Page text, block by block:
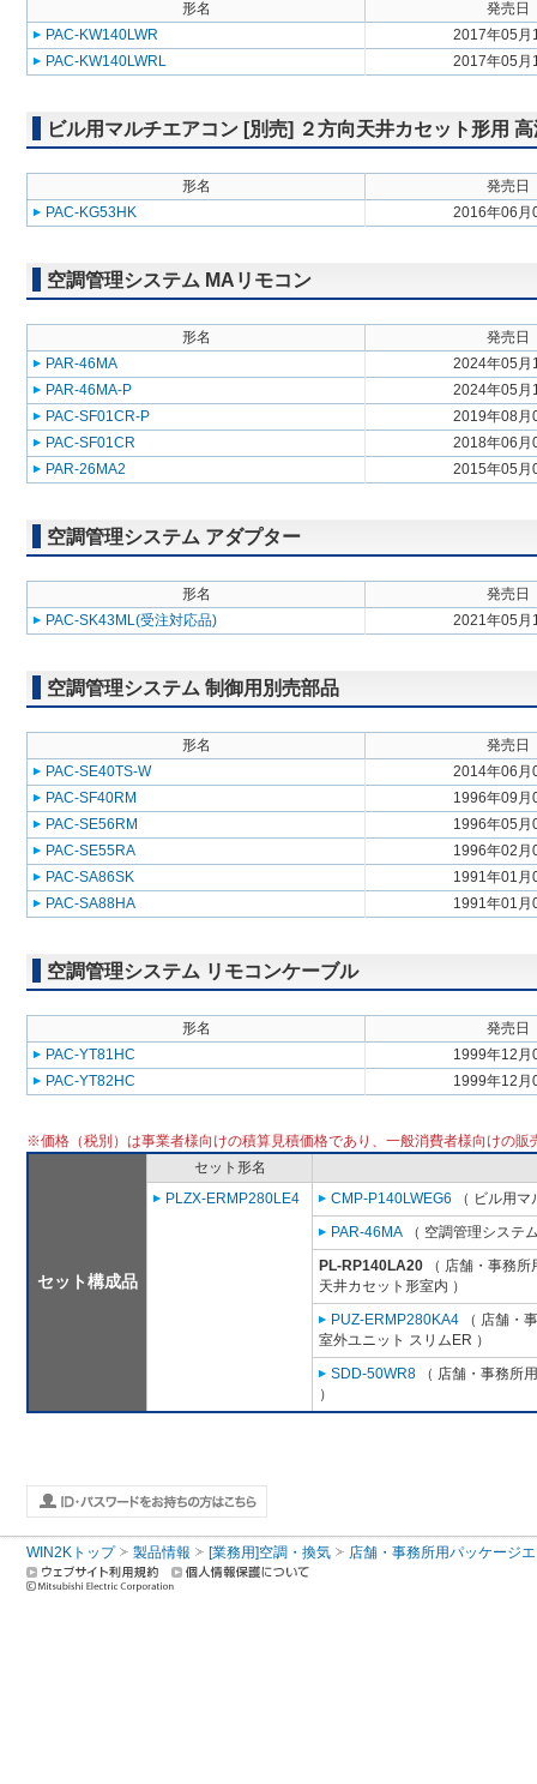
形名
発売日
PAC-KW140LWR
2017年05月
PAC-KW140LWRL
2017年05月
ビル用マルチエアコン [別売] ２方向天井カセット形用
形名
発売日
PAC-KG53HK
2016年06月
空調管理システム MAリモコン
形名
発売日
PAR-46MA
2024年05月
PAR-46MA-P
2024年05月
PAC-SF01CR-P
2019年08月
PAC-SF01CR
2018年06月
PAR-26MA2
2015年05月
空調管理システム アダプター
形名
発売日
PAC-SK43ML(受注対応品)
2021年05月
空調管理システム 制御用別売部品
形名
発売日
PAC-SE40TS-W
2014年06月
PAC-SF40RM
1996年09月
PAC-SE56RM
1996年05月
PAC-SE55RA
1996年02月
PAC-SA86SK
1991年01月
PAC-SA88HA
1991年01月
空調管理システム リモコンケーブル
形名
発売日
PAC-YT81HC
1999年12月
PAC-YT82HC
1999年12月
※価格（税別）は事業者様向けの積算見積価格であり、一般消費者様向けの販
セット構成品
セット形名
PLZX-ERMP280LE4
CMP-P140LWEG6 （ ビル用
PAR-46MA （ 空調管理システ
PL-RP140LA20 （ 店舗・事務
天井カセット形室内 ）
PUZ-ERMP280KA4 （ 店舗・
室外ユニット スリムER ）
SDD-50WR8 （ 店舗・事務所
）
WIN2Kトップ 製品情報 [業務用]空調・換気 店舗・事務所用パッケージ